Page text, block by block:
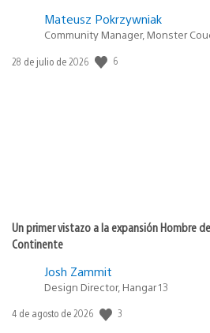
Mateusz Pokrzywniak
Community Manager, Monster
Fecha
28 de julio de 2026 6
Un primer vistazo a la expansión Hombre
Continente
Josh Zammit
Design Director, Hangar 13
Fecha
4 de agosto de 2026 3